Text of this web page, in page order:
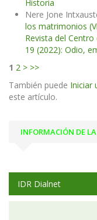
Historia
Nere Jone
los matrimonios
Revista del
19 (2022): Odio,
1 2 > >>
También puede Iniciar
este artículo.
INFORMACIÓN DE
IDR Dialnet